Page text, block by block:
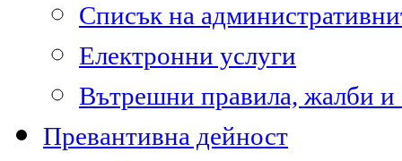
Списък на
Електронни услуги
Вътрешни правила, жалби и
Превантивна дейност